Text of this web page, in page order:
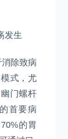
发生
除致病
式，尤
门螺杆
首要病
的胃